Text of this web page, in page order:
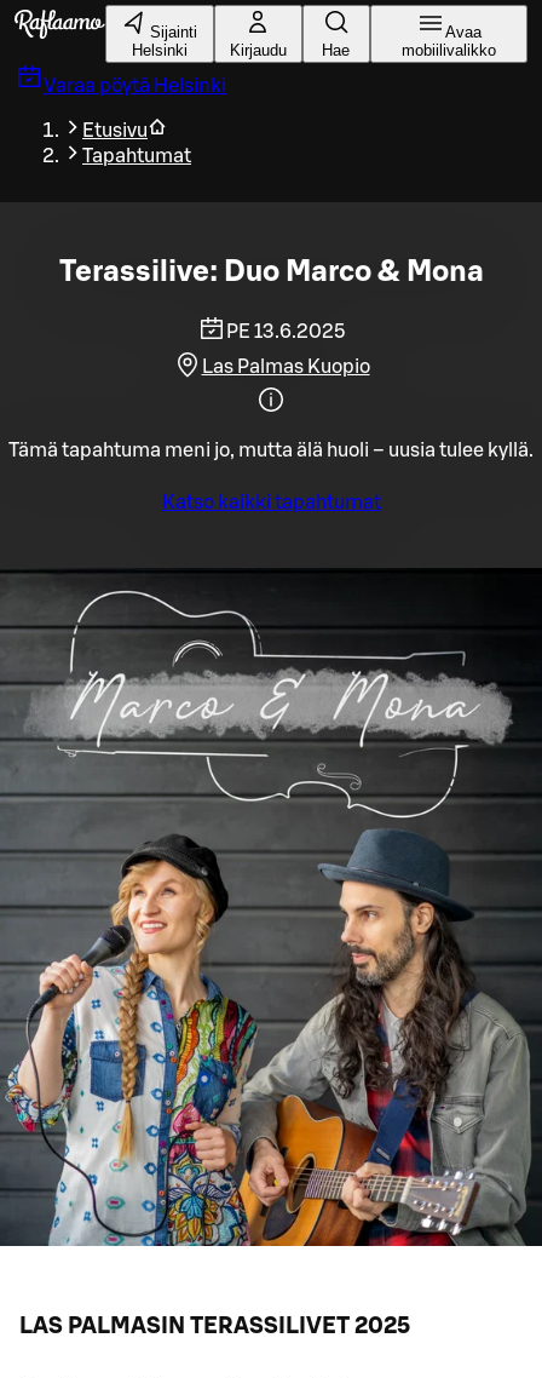
Siirry pääsisältöön
Sijainti
Helsinki
Kirjaudu Hae
Avaa
mobiilivalikko
Varaa pöytä Helsinki
Etusivu
Tapahtumat
Terassilive: Duo Marco & Mona
PE 13.6.2025
Las Palmas Kuopio
Tämä tapahtuma meni jo, mutta älä huoli – uusia tulee kyllä.
Katso kaikki tapahtumat
LAS PALMASIN TERASSILIVET 2025